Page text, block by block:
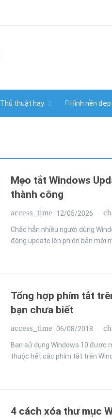
Thủ thuật hay Hình nền đẹp
Mẹo tắt Windows
thành công
access_time 12/05/2026
Chắc hẳn nhiều người dùng
động update lên phiên bản mới
Tổng hợp phím tắt
bạn chưa biết
access_time 06/08/2018
Bạn sử dụng Windows 10 được
thuộc hết các phím tắt trên
4 cách xóa thư mục